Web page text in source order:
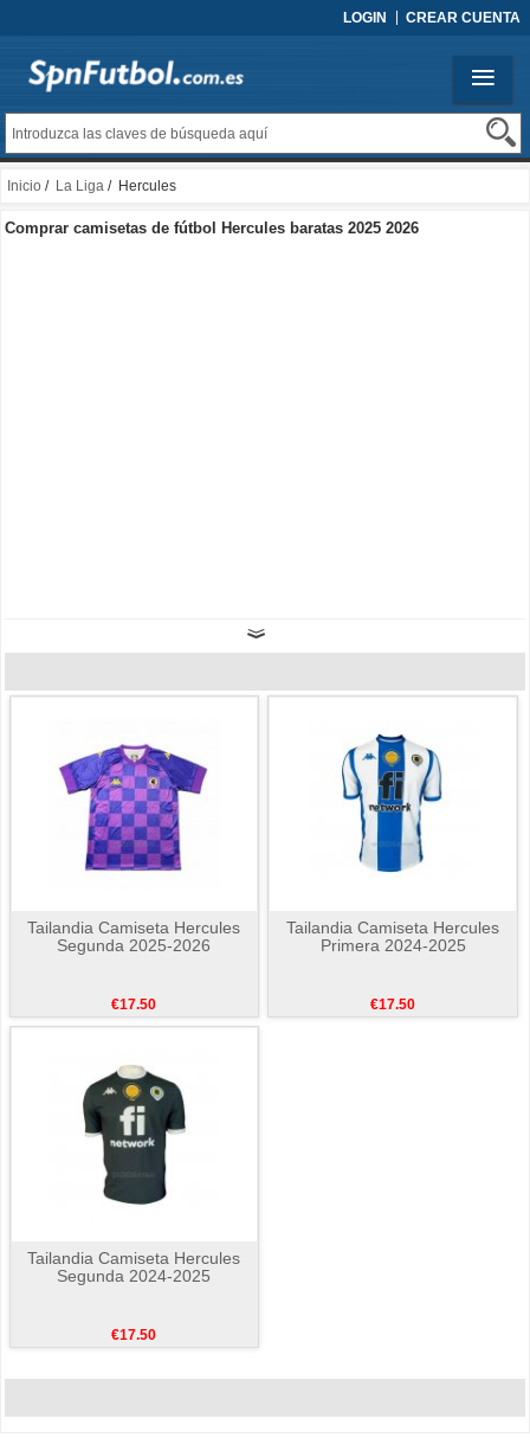
LOGIN CREAR CUENTA
Inicio / La Liga / Hercules
Comprar camisetas de fútbol Hercules baratas 2025 2026
Tailandia Camiseta Hercules
Segunda 2025-2026
€17.50
Tailandia Camiseta Hercules
Primera 2024-2025
€17.50
Tailandia Camiseta Hercules
Segunda 2024-2025
€17.50